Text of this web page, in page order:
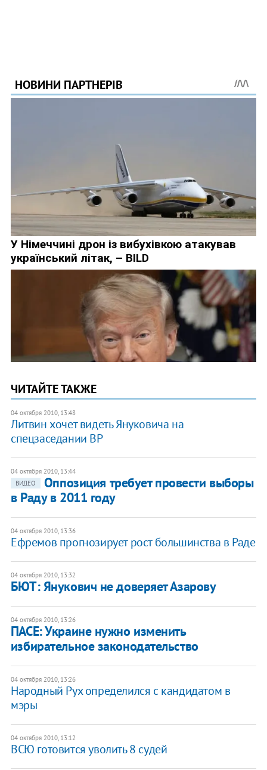
ЧИТАЙТЕ ТАКЖЕ
04 октября 2010, 13:48
Литвин хочет видеть Януковича на
спецзаседании ВР
04 октября 2010, 13:44
ВИДЕО
Оппозиция требует провести выборы
в Раду в 2011 году
04 октября 2010, 13:36
Ефремов прогнозирует рост большинства в Раде
04 октября 2010, 13:32
БЮТ: Янукович не доверяет Азарову
04 октября 2010, 13:26
ПАСЕ: Украине нужно изменить
избирательное законодательство
04 октября 2010, 13:26
Народный Рух определился с кандидатом в
мэры
04 октября 2010, 13:12
ВСЮ готовится уволить 8 судей